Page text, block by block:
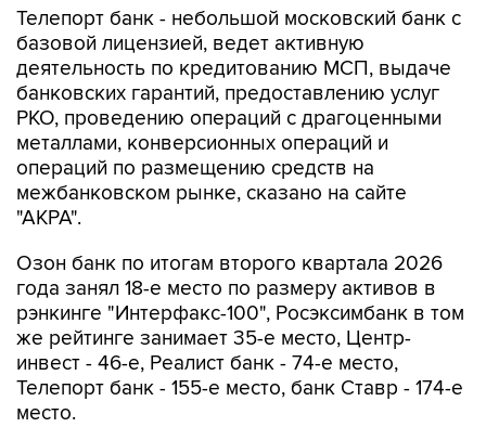
Телепорт банк - небольшой московский банк с
базовой лицензией, ведет активную
деятельность по кредитованию МСП, выдаче
банковских гарантий, предоставлению услуг
РКО, проведению операций с драгоценными
металлами, конверсионных операций и
операций по размещению средств на
межбанковском рынке, сказано на сайте
"АКРА".
Озон банк по итогам второго квартала 2026
года занял 18-е место по размеру активов в
рэнкинге "Интерфакс-100", Росэксимбанк в том
же рейтинге занимает 35-е место, Центр-
инвест - 46-е, Реалист банк - 74-е место,
Телепорт банк - 155-е место, банк Ставр - 174-е
место.